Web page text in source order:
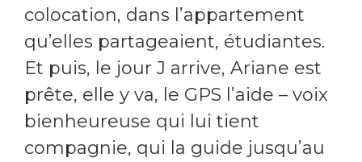
colocation, dans l’appartement
qu’elles partageaient, étudiantes.
Et puis, le jour J arrive, Ariane est
prête, elle y va, le GPS l’aide – voix
bienheureuse qui lui tient
compagnie, qui la guide jusqu’au